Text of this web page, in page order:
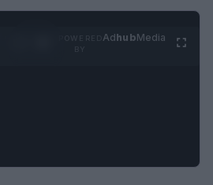
AdhubMedia